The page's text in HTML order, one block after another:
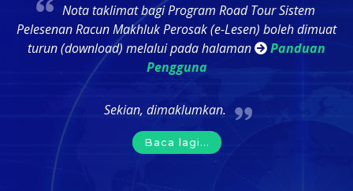
Nota taklimat bagi Program Road Tour Sistem
Pelesenan Racun Makhluk Perosak (e-Lesen) boleh dimuat
turun (download) melalui pada halaman
Panduan
Pengguna
Sekian, dimaklumkan.
Baca lagi...